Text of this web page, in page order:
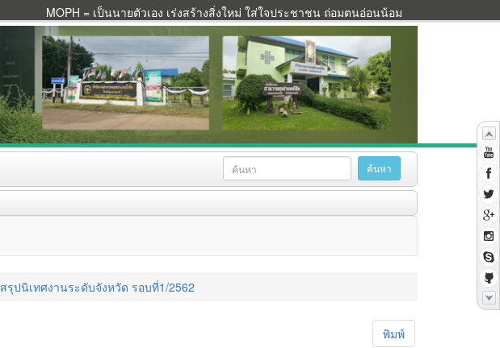
MOPH = เป็นนายตัวเอง เร่งสร้างสิ่งใหม่ ใส่ใจประชาชน ถ่อมตนอ่อนน้อม
สรุปนิเทศงานระดับจังหวัด รอบที่1/2562
พิมพ์